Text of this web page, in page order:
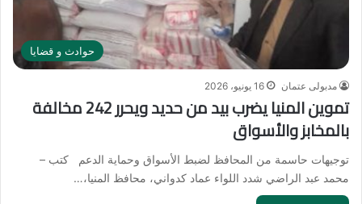
حوادث و قضايا
مدبولى عتمان 16 يونيو، 2026
تموين المنيا يضرب بيد من حديد ويحرر 242 مخالفة
بالمخابز والأسواق
توجيهات حاسمة من المحافظ لضبط الأسواق وحماية الدعم كتب –
محمد عبد الراضي شدد اللواء عماد كدواني، محافظ المنيا،…